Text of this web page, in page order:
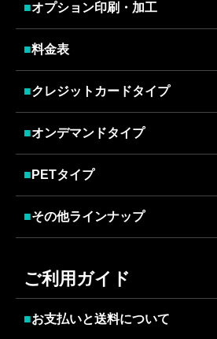
■オプション印刷・加工
■料金表
■クレジットカードタイプ
■オンデマンドタイプ
■ PETタイプ
■その他ラインナップ
ご利用ガイド
■お支払いと送料について